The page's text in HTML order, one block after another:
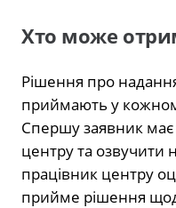
Хто може
Рішення про
приймають у
Спершу заявник
центру та озвучити
працівник центру
прийме рішення